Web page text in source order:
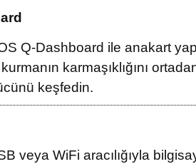
Q-Dashboard ile anakart
karmaşıklığını
keşfedin.
veya WiFi aracılığıyla